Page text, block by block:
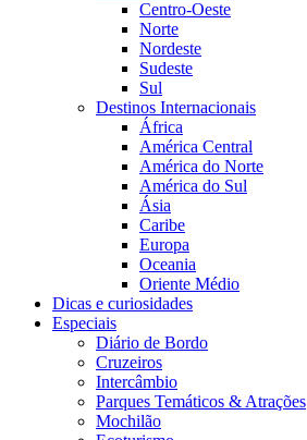
Centro-Oeste
Norte
Nordeste
Sudeste
Sul
Destinos Internacionais
África
América Central
América do Norte
América do Sul
Ásia
Caribe
Europa
Oceania
Oriente Médio
Dicas e curiosidades
Especiais
Diário de Bordo
Cruzeiros
Intercâmbio
Parques Temáticos & Atrações
Mochilão